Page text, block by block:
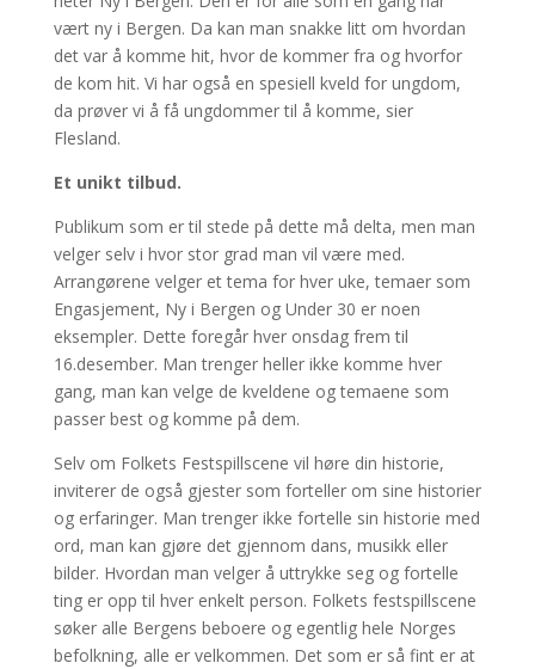
vært ny i Bergen. Da kan man snakke litt om hvordan
det var å komme hit, hvor de kommer fra og hvorfor
de kom hit. Vi har også en spesiell kveld for ungdom,
da prøver vi å få ungdommer til å komme, sier
Flesland.
Et unikt tilbud.
Publikum som er til stede på dette må delta, men man
velger selv i hvor stor grad man vil være med.
Arrangørene velger et tema for hver uke, temaer som
Engasjement, Ny i Bergen og Under 30 er noen
eksempler. Dette foregår hver onsdag frem til
16.desember. Man trenger heller ikke komme hver
gang, man kan velge de kveldene og temaene som
passer best og komme på dem.
Selv om Folkets Festspillscene vil høre din historie,
inviterer de også gjester som forteller om sine historier
og erfaringer. Man trenger ikke fortelle sin historie med
ord, man kan gjøre det gjennom dans, musikk eller
bilder. Hvordan man velger å uttrykke seg og fortelle
ting er opp til hver enkelt person. Folkets festspillscene
søker alle Bergens beboere og egentlig hele Norges
befolkning, alle er velkommen. Det som er så fint er at